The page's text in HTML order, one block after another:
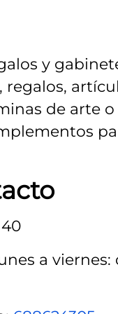
y
regalos,
de arte
a viernes: